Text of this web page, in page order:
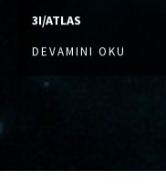
3I/ATLAS
DEVAMINI OKU